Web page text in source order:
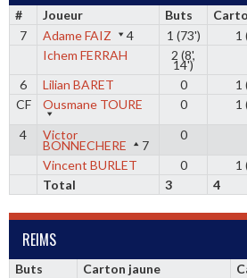
# Joueur Buts
7
Adame FAIZ 4 1 (73') 1
Ichem FERRAH
2 (8',
14')
6
Lilian BARET 0 1
CF
Ousmane TOURE 0 1
4
Victor
BONNECHERE 7
0
Vincent BURLET
0 1
Total
3 4
REIMS
Buts Carton jaune